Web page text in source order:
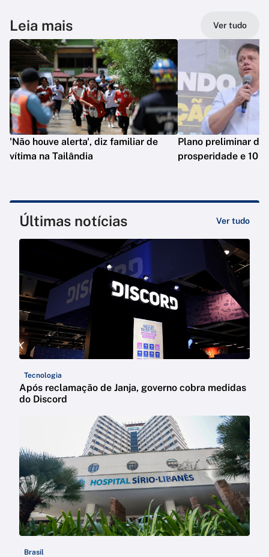
Leia mais Ver tudo
'Não houve alerta', diz familiar de
vítima na Tailândia
Plano preliminar de
prosperidade e 10
Últimas notícias Ver tudo
Tecnologia
Após reclamação de Janja, governo cobra medidas
do Discord
Brasil